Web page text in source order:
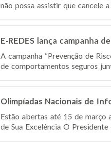
não possa assistir que cancele
E-REDES lança campanha
A campanha “Prevenção de
de comportamentos seguros
Olimpíadas Nacionais de
Estão abertas até 15 de
de Sua Excelência O